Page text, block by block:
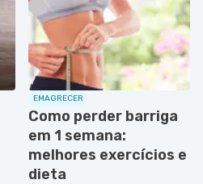
EMAGRECER
Como perder barriga
em 1 semana:
melhores exercícios e
dieta